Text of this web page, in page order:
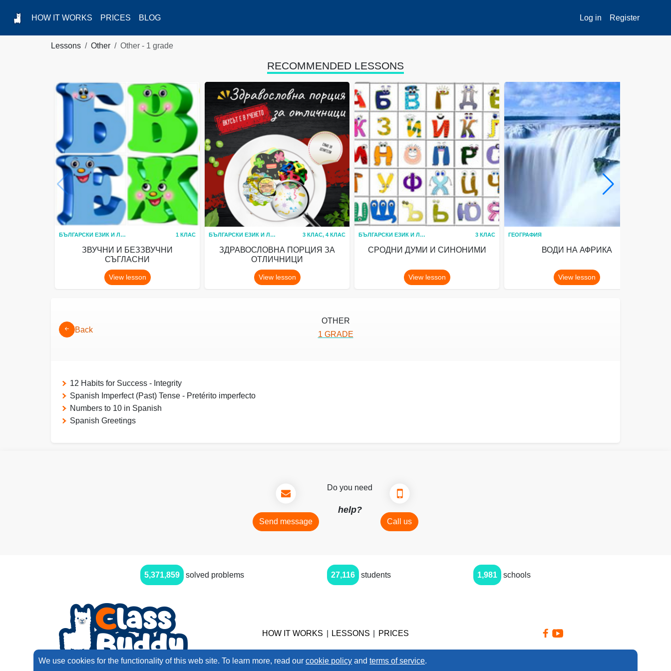
We use cookies for the functionality of this web site. To learn more, read ourcookie policy andterms of service.
HOW IT WORKS PRICES BLOG Log in Register
Lessons Other Other - 1 grade
RECOMMENDED LESSONS
БЪЛГАРСКИ ЕЗИК И ЛИТЕРАТУРА 1 КЛАС
ЗВУЧНИ И БЕЗЗВУЧНИ
СЪГЛАСНИ
View lesson
БЪЛГАРСКИ ЕЗИК И ЛИТЕРАТУРА 3 КЛАС, 4 КЛАС
ЗДРАВОСЛОВНА ПОРЦИЯ ЗА
ОТЛИЧНИЦИ
View lesson
БЪЛГАРСКИ ЕЗИК И ЛИТЕРАТУРА 3 КЛАС
СРОДНИ ДУМИ И СИНОНИМИ
View lesson
ГЕОГРАФИЯ
ВОДИ НА АФРИКА
View lesson
Back
OTHER
1 GRADE
12 Habits for Success - Integrity
Spanish Imperfect (Past) Tense - Pretérito imperfecto
Numbers to 10 in Spanish
Spanish Greetings
Send message
Do you need
help?
Call us
5,371,859 solved problems 27,116 students 1,981 schools
HOW IT WORKS LESSONS PRICES